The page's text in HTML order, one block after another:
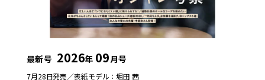
最新号 2026年 09月号
7月28日発売／表紙モデル：堀田 茜